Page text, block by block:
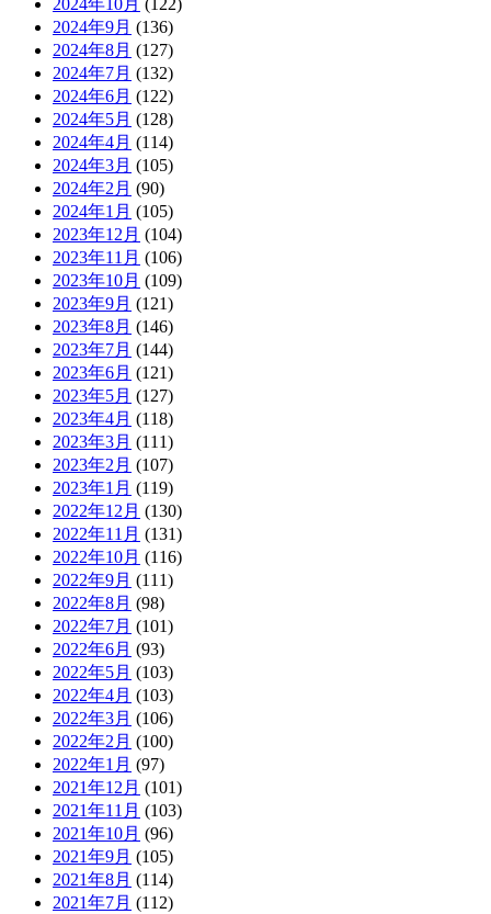
2024年10月 (122)
2024年9月 (136)
2024年8月 (127)
2024年7月 (132)
2024年6月 (122)
2024年5月 (128)
2024年4月 (114)
2024年3月 (105)
2024年2月 (90)
2024年1月 (105)
2023年12月 (104)
2023年11月 (106)
2023年10月 (109)
2023年9月 (121)
2023年8月 (146)
2023年7月 (144)
2023年6月 (121)
2023年5月 (127)
2023年4月 (118)
2023年3月 (111)
2023年2月 (107)
2023年1月 (119)
2022年12月 (130)
2022年11月 (131)
2022年10月 (116)
2022年9月 (111)
2022年8月 (98)
2022年7月 (101)
2022年6月 (93)
2022年5月 (103)
2022年4月 (103)
2022年3月 (106)
2022年2月 (100)
2022年1月 (97)
2021年12月 (101)
2021年11月 (103)
2021年10月 (96)
2021年9月 (105)
2021年8月 (114)
2021年7月 (112)